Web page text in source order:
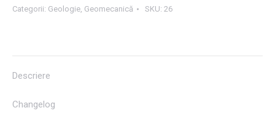
Categorii: Geologie, Geomecanică SKU: 26
Descriere
Changelog